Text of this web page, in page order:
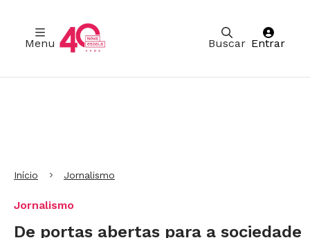
Buscar
Menu Entrar
Início Jornalismo
Jornalismo
De portas abertas para a sociedade